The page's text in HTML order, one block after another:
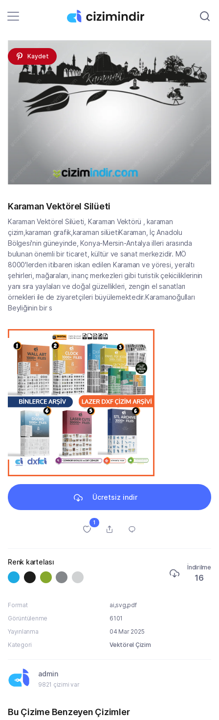
Kaydet
Karaman Vektörel Silüeti
Karaman Vektörel Silüeti, Karaman Vektörü , karaman
çizim,karaman grafik,karaman silüetiKaraman, İç Anadolu
Bölgesi'nin güneyinde, Konya-Mersin-Antalya illeri arasında
bulunan önemli bir ticaret, kültür ve sanat merkezidir. MÖ
8000'lerden itibaren iskan edilen Karaman ve yöresi, yeraltı
şehirleri, mağaraları, inanç merkezleri gibi turistik çekiciliklerinin
yanı sıra yaylaları ve doğal güzellikleri, zengin el sanatları
örnekleri ile de ziyaretçileri büyülemektedir.Karamanoğulları
Beyliğinin bir s
Ücretsiz indir
1
Renk kartelası
İndirilme
16
Format
ai,svg,pdf
Görüntülenme
6101
Yayınlanma
04 Mar 2025
Kategori
Vektörel Çizim
admin
9821 çizimi var
Bu Çizime Benzeyen Çizimler